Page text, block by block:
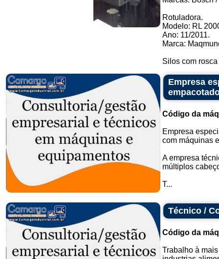
Rotuladora.
Modelo: RL
Ano: 11/2011.
Marca:
Silos com
Empresa
Código da
Empresa
com máquinas
A empresa
múltiplos
T...
Técnico /
Código da
Trabalho à